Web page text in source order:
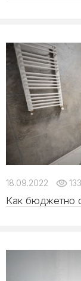
18.09.2022
Как бюджетно